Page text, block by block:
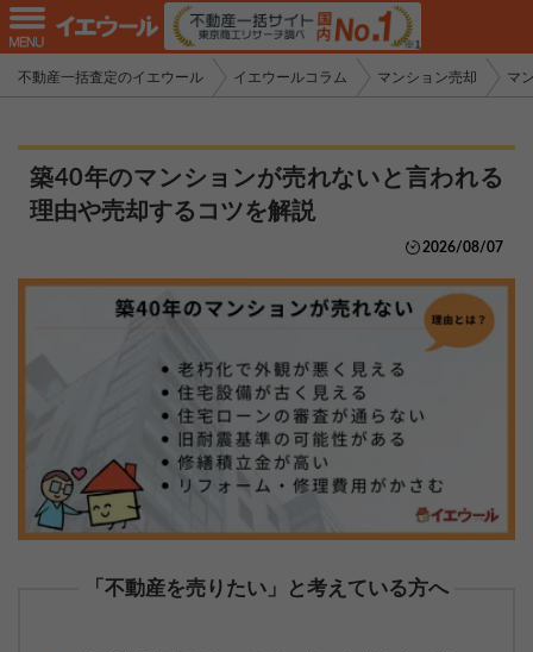
不動産一括査定のイエウール イエウールコラム マンション売却 マ
築40年のマンションが売れないと言われる
理由や売却するコツを解説
2026/08/07
「不動産を売りたい」と考えている方へ